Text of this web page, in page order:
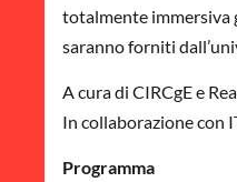
totalmente immersiva
saranno forniti
A cura di CIRCgE e
In collaborazione con
Programma